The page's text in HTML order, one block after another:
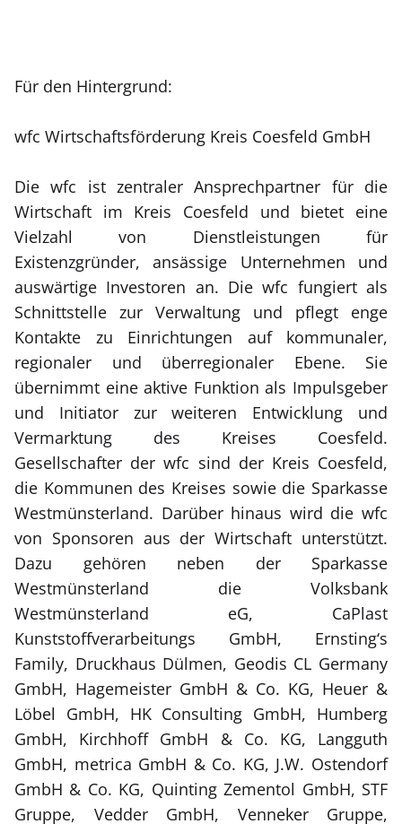
Für den Hintergrund:
wfc Wirtschaftsförderung Kreis Coesfeld GmbH
Die wfc ist zentraler Ansprechpartner für die
Wirtschaft im Kreis Coesfeld und bietet eine
Vielzahl von Dienstleistungen für
Existenzgründer, ansässige Unternehmen und
auswärtige Investoren an. Die wfc fungiert als
Schnittstelle zur Verwaltung und pflegt enge
Kontakte zu Einrichtungen auf kommunaler,
regionaler und überregionaler Ebene. Sie
übernimmt eine aktive Funktion als Impulsgeber
und Initiator zur weiteren Entwicklung und
Vermarktung des Kreises Coesfeld.
Gesellschafter der wfc sind der Kreis Coesfeld,
die Kommunen des Kreises sowie die Sparkasse
Westmünsterland. Darüber hinaus wird die wfc
von Sponsoren aus der Wirtschaft unterstützt.
Dazu gehören neben der Sparkasse
Westmünsterland die Volksbank
Westmünsterland eG, CaPlast
Kunststoffverarbeitungs GmbH, Ernsting‘s
Family, Druckhaus Dülmen, Geodis CL Germany
GmbH, Hagemeister GmbH & Co. KG, Heuer &
Löbel GmbH, HK Consulting GmbH, Humberg
GmbH, Kirchhoff GmbH & Co. KG, Langguth
GmbH, metrica GmbH & Co. KG, J.W. Ostendorf
GmbH & Co. KG, Quinting Zementol GmbH, STF
Gruppe, Vedder GmbH, Venneker Gruppe,